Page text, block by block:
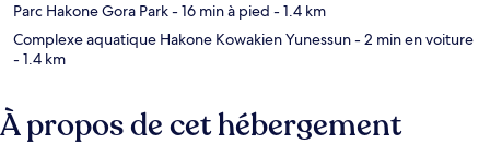
Parc Hakone Gora Park- 16 min à pied - 1.4 km
Complexe aquatique Hakone Kowakien Yunessun- 2 min en voiture
- 1.4 km
À propos de cet hébergement